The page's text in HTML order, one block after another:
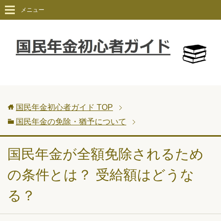
メニュー
国民年金初心者ガイド TOP
国民年金の免除・猶予について
国民年金が全額免除されるため
の条件とは？ 受給額はどうな
る？